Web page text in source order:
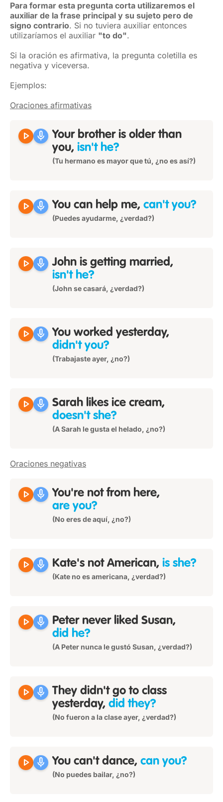
Para formar esta pregunta corta utilizaremos el
auxiliar de la frase principal y su sujeto pero de
signo contrario. Si no tuviera auxiliar entonces
utilizaríamos el auxiliar "to do".
Si la oración es afirmativa, la pregunta coletilla es
negativa y viceversa.
Ejemplos:
Oraciones afirmativas
play_arrow mic Your brother is older than
you, isn't he?
(Tu hermano es mayor que tú, ¿no es así?)
play_arrow mic You can help me, can't you?
(Puedes ayudarme, ¿verdad?)
play_arrow mic John is getting married,
isn't he?
(John se casará, ¿verdad?)
play_arrow mic You worked yesterday,
didn't you?
(Trabajaste ayer, ¿no?)
play_arrow mic Sarah likes ice cream,
doesn't she?
(A Sarah le gusta el helado, ¿no?)
Oraciones negativas
play_arrow mic You're not from here,
are you?
(No eres de aquí, ¿no?)
play_arrow mic Kate's not American, is she?
(Kate no es americana, ¿verdad?)
play_arrow mic Peter never liked Susan,
did he?
(A Peter nunca le gustó Susan, ¿verdad?)
play_arrow mic They didn't go to class
yesterday, did they?
(No fueron a la clase ayer, ¿verdad?)
play_arrow mic You can't dance, can you?
(No puedes bailar, ¿no?)